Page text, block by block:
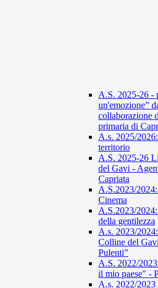
A.S. 2025-26 -
un'emozione”
collaborazione
primaria di
A.s. 2025/
territorio
A.S. 2025-26
del Gavi -
Capriata
A.S.2023/
Cinema
A.S.2023/
della gentilezza
A.s. 2023/
Colline del
Pulenti”
A.S. 2022/
il mio paese" -
A.s. 2022/2023